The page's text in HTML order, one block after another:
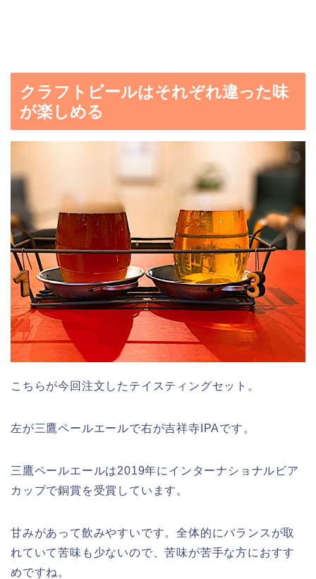
クラフトビールはそれぞれ違った味
が楽しめる
こちらが今回注文したテイスティングセット。
左が三鷹ペールエールで右が吉祥寺IPAです。
三鷹ペールエールは2019年にインターナショナルビア
カップで銅賞を受賞しています。
甘みがあって飲みやすいです。全体的にバランスが取
れていて苦味も少ないので、苦味が苦手な方におすす
めですね。